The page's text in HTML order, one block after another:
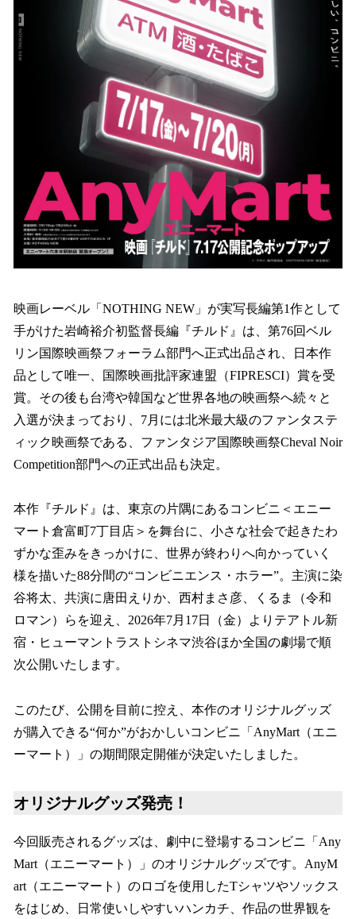
映画レーベル「NOTHING NEW」が実写長編第1作として
手がけた岩崎裕介初監督長編『チルド』は、第76回ベル
リン国際映画祭フォーラム部門へ正式出品され、日本作
品として唯一、国際映画批評家連盟（FIPRESCI）賞を受
賞。その後も台湾や韓国など世界各地の映画祭へ続々と
入選が決まっており、7月には北米最大級のファンタステ
ィック映画祭である、ファンタジア国際映画祭Cheval Noir
Competition部門への正式出品も決定。
本作『チルド』は、東京の片隅にあるコンビニ＜エニー
マート倉富町7丁目店＞を舞台に、小さな社会で起きたわ
ずかな歪みをきっかけに、世界が終わりへ向かっていく
様を描いた88分間の“コンビニエンス・ホラー”。主演に染
谷将太、共演に唐田えりか、西村まさ彦、くるま（令和
ロマン）らを迎え、2026年7月17日（金）よりテアトル新
宿・ヒューマントラストシネマ渋谷ほか全国の劇場で順
次公開いたします。
このたび、公開を目前に控え、本作のオリジナルグッズ
が購入できる“何か”がおかしいコンビニ「AnyMart（エニ
ーマート）」の期間限定開催が決定いたしました。
オリジナルグッズ発売！
今回販売されるグッズは、劇中に登場するコンビニ「Any
Mart（エニーマート）」のオリジナルグッズです。AnyM
art（エニーマート）のロゴを使用したTシャツやソックス
をはじめ、日常使いしやすいハンカチ、作品の世界観を